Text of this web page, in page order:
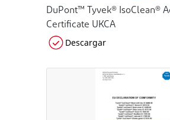
DuPont™ Tyvek® IsoClean®
Certificate UKCA
Descargar